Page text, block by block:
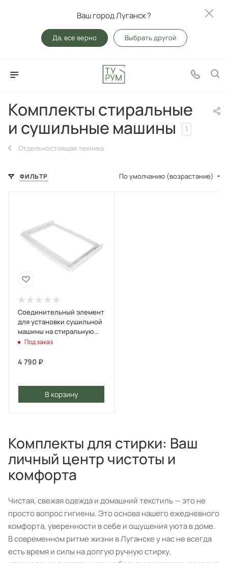
Ваш город Луганск ?
Да, все верно Выбрать другой
Комплекты стиральные
и сушильные машины
1
Отдельностоящая техника
ФИЛЬТР По умолчанию (возрастание)
Соединительный элемент
для установки сушильной
машины на стиральную
машину MAUNFELD WM-
Под заказ
4 790 ₽
В корзину
Комплекты для стирки: Ваш
личный центр чистоты и
комфорта
Чистая, свежая одежда и домашний текстиль — это не
просто вопрос гигиены. Это основа нашего ежедневного
комфорта, уверенности в себе и ощущения уюта в доме.
В современном ритме жизни в Луганске у нас не всегда
есть время и силы на долгую ручную стирку,